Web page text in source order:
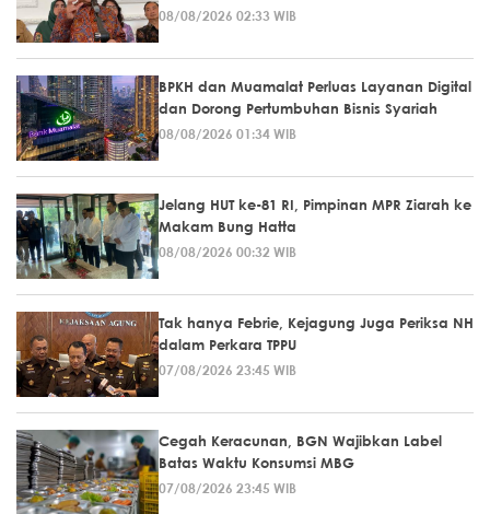
08/08/2026 02:33 WIB
BPKH dan Muamalat Perluas Layanan Digital
dan Dorong Pertumbuhan Bisnis Syariah
08/08/2026 01:34 WIB
Jelang HUT ke-81 RI, Pimpinan MPR Ziarah ke
Makam Bung Hatta
08/08/2026 00:32 WIB
Tak hanya Febrie, Kejagung Juga Periksa NH
dalam Perkara TPPU
07/08/2026 23:45 WIB
Cegah Keracunan, BGN Wajibkan Label
Batas Waktu Konsumsi MBG
07/08/2026 23:45 WIB